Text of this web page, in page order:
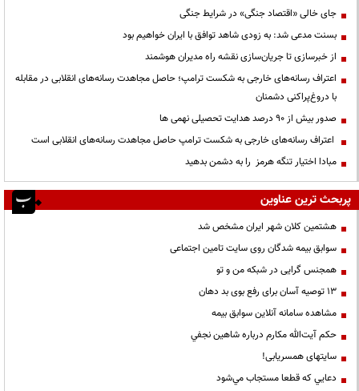
جای خالی «اقتصاد جنگی» در شرایط جنگی
بسنت مدعی شد: به زودی شاهد توافق با ایران خواهیم بود
از خبرسازی تا جریان‌سازی نقشه راه مدیران هوشمند
اعتراف رسانه‌های خارجی به شکست ترامپ؛ حاصل مجاهدت رسانه‌های انقلابی در مقابله
با دروغ‌پراکنی دشمنان
صدور بیش از ۹۰ درصد هدایت تحصیلی نهمی ها
اعتراف رسانه‌های خارجی به شکست ترامپ حاصل مجاهدت رسانه‌های انقلابی است
مبادا اختیار تنگه هرمز را به دشمن بدهید
پربحث ترین عناوین
هشتمین کلان شهر ایران مشخص شد
سوابق بیمه شدگان روی سایت تامین اجتماعی
همجنس گرایی در شبکه من و تو
13 توصیه آسان برای رفع بوی بد دهان
مشاهده سامانه آنلاين سوابق بیمه
حكم آيت‌الله مكارم درباره شاهين نجفي
سایتهای همسریابی!
دعايي كه قطعا مستجاب مي‌شود